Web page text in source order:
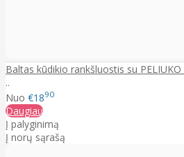
Baltas kūdikio rankšluostis su
..
Nuo €1890
Daugiau
Į palyginimą
Į norų sąrašą